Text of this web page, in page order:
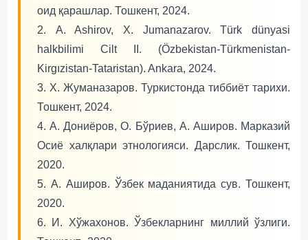
оид қарашлар. Тошкент, 2024.
2. A. Ashirov, X. Jumanazarov. Türk dünyasi
halkbilimi Cilt II. (Özbekistan-Türkmenistan-
Kirgızistan-Tataristan). Ankara, 2024.
3. Х. Жуманазаров. Туркистонда тиббиёт тарихи.
Тошкент, 2024.
4. А. Дониёров, О. Бўриев, А. Аширов. Марказий
Осиё халқлари этнологияси. Дарслик. Тошкент,
2020.
5. А. Аширов. Ўзбек маданиятида сув. Тошкент,
2020.
6. И. Хўжахонов. Ўзбекларнинг миллий ўзлиги.